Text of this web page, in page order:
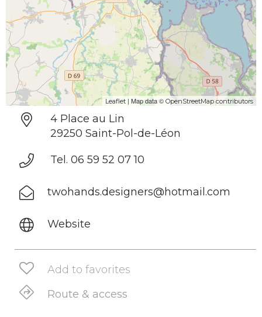
Leaflet | Map data © OpenStreetMap contributors
4 Place au Lin
29250 Saint-Pol-de-Léon
Tel. 06 59 52 07 10
twohands.designers@hotmail.com
Website
Add to favorites
Route & access